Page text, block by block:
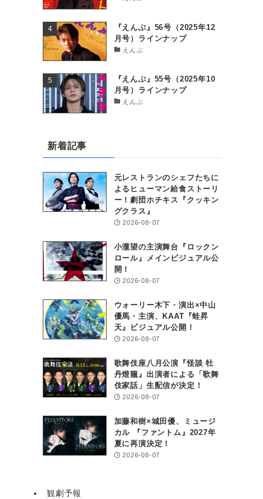
『えんぶ』56号（2025年12
月号）ラインナップ
えんぶ
『えんぶ』55号（2025年10
月号）ラインナップ
えんぶ
新着記事
元レストランのシェフたちに
よるヒューマン給食ストーリ
ー！劇団ホチキス『クッキン
グクラス』
2026-08-07
小瀧望の主演舞台『ロックン
ロール』メインビジュアル公
開！
2026-08-07
ウォーリー木下・演出×中山
優馬・主演、KAAT『蛙昇
天』ビジュアル公開！
2026-08-07
歌舞伎座八月公演『怪談 牡
丹燈籠』出演者による「歌舞
伎家話」生配信が決定！
2026-08-07
加藤和樹×城田優、ミュージ
カル 『ファントム』2027年
夏に再演決定！
2026-08-07
観劇予報